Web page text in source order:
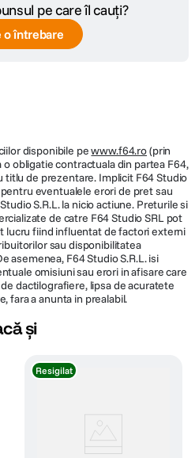
pe care îl cauți?
o întrebare
disponibile pewww.f64.ro(prin
obligatie contractuala din partea F64,
titlu de prezentare. Implicit F64 Studio
eventualele erori de pret sau
S.R.L. la nicio actiune. Preturile si
de catre F64 Studio SRL pot
lucru fiind influentat de factori externi
sau disponibilitatea
asemenea, F64 Studio S.R.L. isi
omisiuni sau erori in afisare care
dactilografiere, lipsa de acuratete
fara a anunta in prealabil.
și
Resigilat